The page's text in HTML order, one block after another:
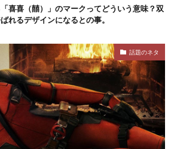
喜喜（囍）」のマークってどういう意味？双
れるデザインになるとの事。
話題のネタ